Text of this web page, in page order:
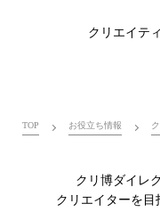
クリエイテ
TOP お役立ち情報
クリ博ダイレ
クリエイターを目